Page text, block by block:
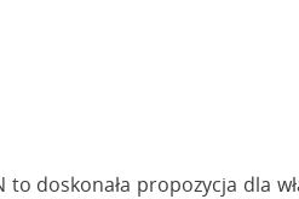
to doskonała propozycja dla